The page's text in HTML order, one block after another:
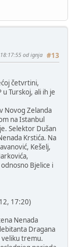
#13
od ignja
četvrtini,
Turskoj, ali ih je
Novog Zelanda
na Istanbul
Selektor Dušan
Krstića. Na
Kešelj,
Bjelice i
17:20)
Nenada
Dragana
veliku tremu.